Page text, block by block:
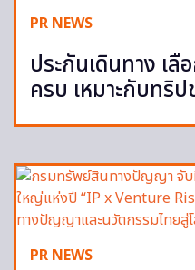
PR NEWS
ประกันเดินทาง เลื
ครบ เหมาะกับทริ
PR NEWS